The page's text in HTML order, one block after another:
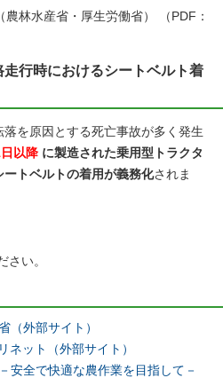
林水産省・厚生労働省） （PDF：
行時におけるシートベルト着
を原因とする死亡事故が多く発生
以降 に製造された乗用型トラクタ
トベルトの着用が義務化されま
さい。
（外部サイト）
ネット（外部サイト）
全で快適な農作業を目指して－